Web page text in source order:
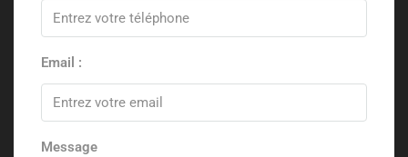
Email :
Message